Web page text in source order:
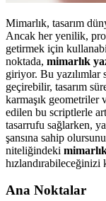
Mimarlık, tasarım
Ancak her yenilik,
getirmek için
noktada, mimarlık
giriyor. Bu yazılımlar
geçirebilir, tasarım
karmaşık geometriler
edilen bu scriptlerle
tasarrufu sağlarken,
şansına sahip
niteliğindeki
hızlandırabileceğinizi
Ana Noktalar